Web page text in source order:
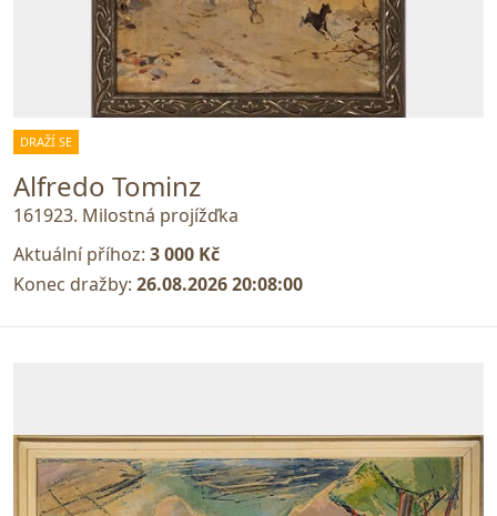
DRAŽÍ SE
Alfredo Tominz
161923. Milostná projížďka
Aktuální příhoz: 3 000 Kč
Konec dražby: 26.08.2026 20:08:00